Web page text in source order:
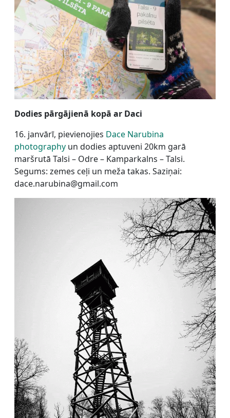
Dodies pārgājienā kopā ar Daci
16. janvārī, pievienojies Dace Narubina
photography un dodies aptuveni 20km garā
maršrutā Talsi – Odre – Kamparkalns – Talsi.
Segums: zemes ceļi un meža takas. Saziņai:
dace.narubina@gmail.com